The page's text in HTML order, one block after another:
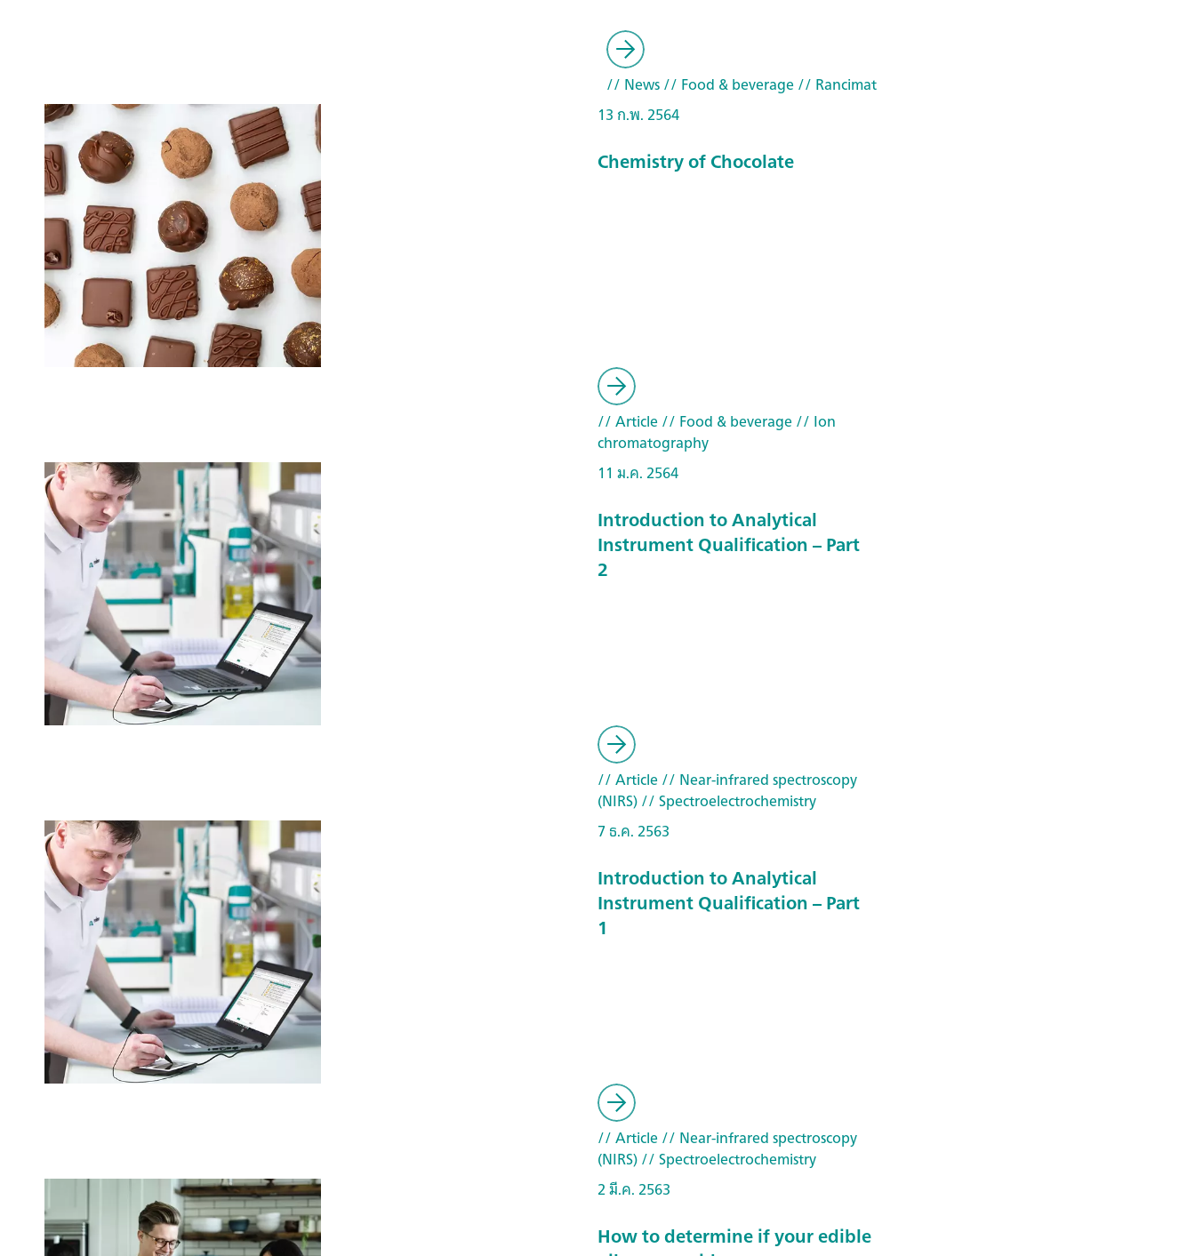
// News// Food & beverage// Rancimat
13 ก.พ. 2564
Chemistry of Chocolate
// Article// Food & beverage// Ion
chromatography
11 ม.ค. 2564
Introduction to Analytical
Instrument Qualification – Part
2
// Article// Near-infrared spectroscopy
(NIRS)// Spectroelectrochemistry
7 ธ.ค. 2563
Introduction to Analytical
Instrument Qualification – Part
1
// Article// Near-infrared spectroscopy
(NIRS)// Spectroelectrochemistry
2 มี.ค. 2563
How to determine if your edible